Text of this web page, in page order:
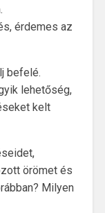
érdemes az
befelé.
lehetőség,
kelt
örömet és
Milyen